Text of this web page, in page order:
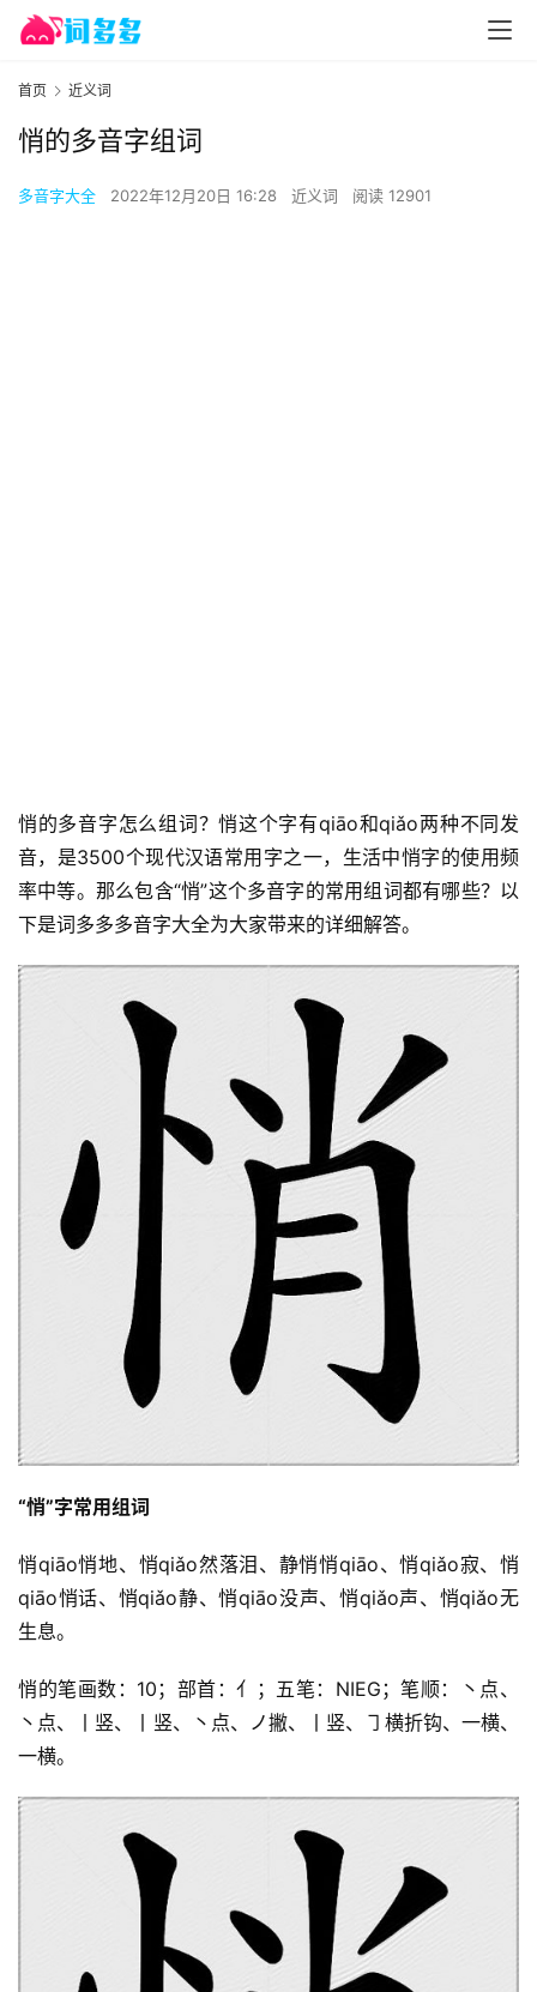
首页 近义词
悄的多音字组词
多音字大全 2022年12月20日 16:28 近义词 阅读 12901
悄的多音字怎么组词？悄这个字有qiāo和qiǎo两种不同发
音，是3500个现代汉语常用字之一，生活中悄字的使用频
率中等。那么包含“悄”这个多音字的常用组词都有哪些？以
下是词多多多音字大全为大家带来的详细解答。
“悄”字常用组词
悄qiāo悄地、悄qiǎo然落泪、静悄悄qiāo、悄qiǎo寂、悄
qiāo悄话、悄qiǎo静、悄qiāo没声、悄qiǎo声、悄qiǎo无
生息。
悄的笔画数：10；部首：亻；五笔：NIEG；笔顺：丶点、
丶点、丨竖、丨竖、丶点、ノ撇、丨竖、㇆横折钩、一横、
一横。